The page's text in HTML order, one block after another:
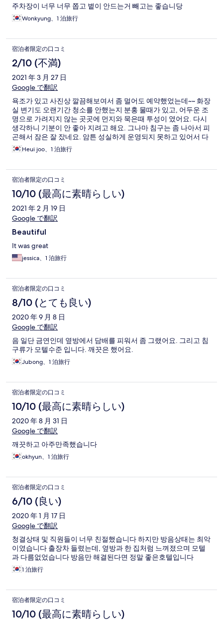
주차장이 너무 너무 쫍고 볕이 안드는거 빼고는 좋습니당
Wonkyung、1 泊旅行
宿泊者限定の口コミ
2/10 (不満)
2021 年 3 月 27 日
Google で翻訳
욕조가 있고 사진상 깔끔해보여서 좀 멀어도 예약했었는데~~ 화장
실 변기도 오랜기간 청소를 안했는지 분홍 물때가 있고, 어두운 조
명으로 가려지지 않는 곳곳에 먼지와 묵은때 투성이 였어요. 다시
생각하니 기분이 안 좋아 지려고 해요. 그나마 침구는 좀 나아서 피
곤해서 잠은 잘 잤네요. 암튼 성실하게 운영되지 못하고 있어서 다
시는 이용하고 싶지 않습니다.
Heui joo、1 泊旅行
宿泊者限定の口コミ
10/10 (最高に素晴らしい)
2021 年 2 月 19 日
Google で翻訳
Beautiful
It was great
jessica、1 泊旅行
宿泊者限定の口コミ
8/10 (とても良い)
2020 年 9 月 8 日
Google で翻訳
음 일단 금연인데 옆방에서 담배를 피워서 좀 그랬어요. 그리고 침
구류가 모텔수준 입니다. 깨끗은 했어요.
Jubong、1 泊旅行
宿泊者限定の口コミ
10/10 (最高に素晴らしい)
2020 年 8 月 31 日
Google で翻訳
깨끗하고 아주만족했습니다
okhyun、1 泊旅行
宿泊者限定の口コミ
6/10 (良い)
2020 年 1 月 17 日
Google で翻訳
청결상태 및 직원들이 너무 친절했습니다 하지만 방음상태는 최악
이였습니다 출장차 들렸는데, 옆방과 한 집처럼 느껴졌으며 모텔
과 다름없었습니다 방음만 해결된다면 정말 좋은호텔입니다
1 泊旅行
宿泊者限定の口コミ
10/10 (最高に素晴らしい)